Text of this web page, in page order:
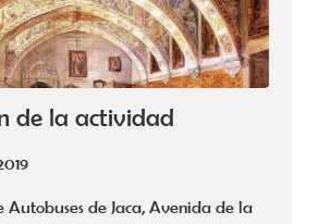
de la actividad
Autobuses de Jaca, Avenida de la